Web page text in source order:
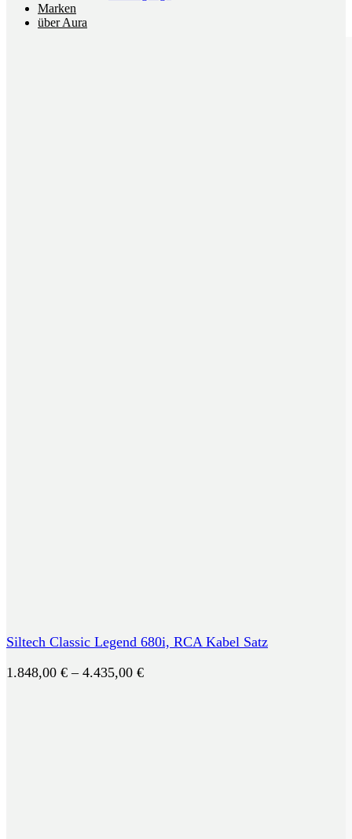
Marken
über Aura
Siltech Classic Legend 680i, RCA Kabel Satz
1.848,00 € – 4.435,00 €Preisspanne: